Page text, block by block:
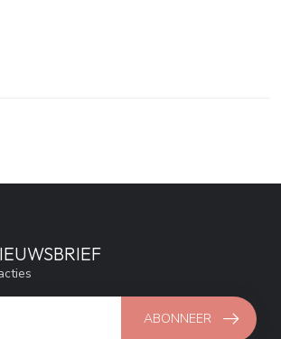
ABONNEER